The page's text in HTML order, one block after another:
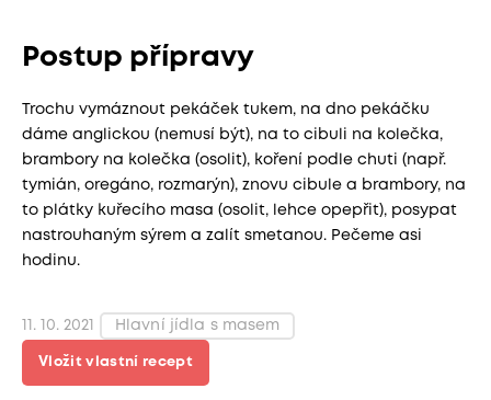
Postup přípravy
Trochu vymáznout pekáček tukem, na dno pekáčku
dáme anglickou (nemusí být), na to cibuli na kolečka,
brambory na kolečka (osolit), koření podle chuti (např.
tymián, oregáno, rozmarýn), znovu cibule a brambory, na
to plátky kuřecího masa (osolit, lehce opepřit), posypat
nastrouhaným sýrem a zalít smetanou. Pečeme asi
hodinu.
11. 10. 2021 Hlavní jídla s masem
Vložit vlastní recept